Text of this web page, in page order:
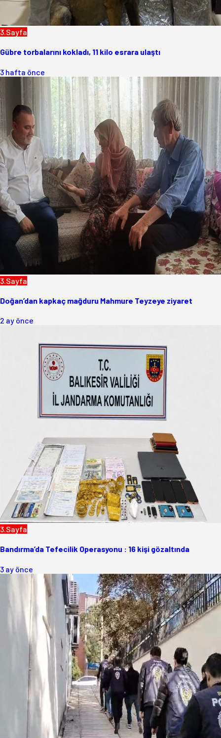
3.Sayfa
Gübre torbalarını kokladı, 11 kilo esrara ulaştı
3 hafta önce
3.Sayfa
Doğan’dan kapkaç mağduru Mahmure Teyzeye ziyaret
2 ay önce
3.Sayfa
Bandırma’da Tefecilik Operasyonu : 16 kişi gözaltında
3 ay önce